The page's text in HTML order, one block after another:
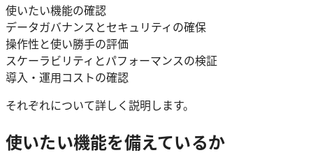
使いたい機能の確認
データガバナンスとセキュリティの確保
操作性と使い勝手の評価
スケーラビリティとパフォーマンスの検証
導入・運用コストの確認
それぞれについて詳しく説明します。
使いたい機能を備えているか